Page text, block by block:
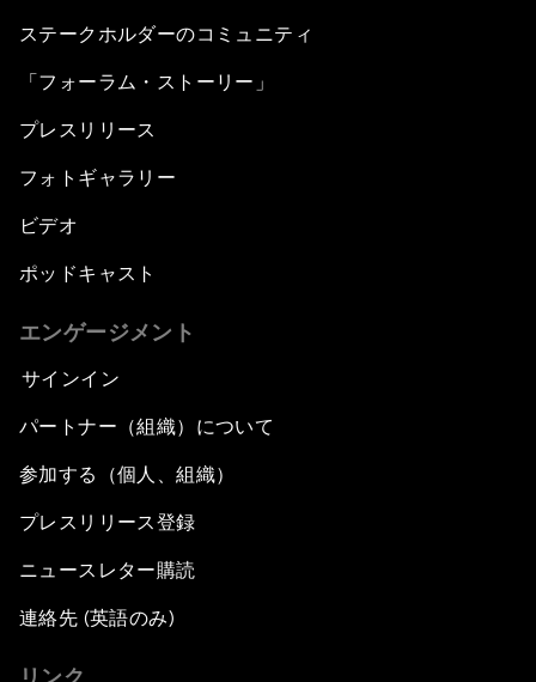
ステークホルダーのコミュニティ
「フォーラム・ストーリー」
プレスリリース
フォトギャラリー
ビデオ
ポッドキャスト
エンゲージメント
サインイン
パートナー（組織）について
参加する（個人、組織）
プレスリリース登録
ニュースレター購読
連絡先 (英語のみ)
リンク